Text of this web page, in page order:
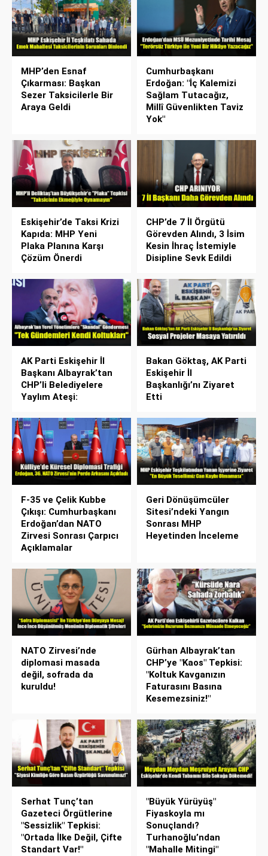
MHP’den Esnaf
Çıkarması: Başkan
Sezer Taksicilerle Bir
Araya Geldi
Cumhurbaşkanı
Erdoğan: "İç Kalemizi
Sağlam Tutacağız,
Millî Güvenlikten Taviz
Yok"
Eskişehir’de Taksi Krizi
Kapıda: MHP Yeni
Plaka Planına Karşı
Çözüm Önerdi
CHP’de 7 İl Örgütü
Görevden Alındı, 3 İsim
Kesin İhraç İstemiyle
Disipline Sevk Edildi
AK Parti Eskişehir İl
Başkanı Albayrak’tan
CHP’li Belediyelere
Yaylım Ateşi:
Bakan Göktaş, AK Parti
Eskişehir İl
Başkanlığı’nı Ziyaret
Etti
F-35 ve Çelik Kubbe
Çıkışı: Cumhurbaşkanı
Erdoğan’dan NATO
Zirvesi Sonrası Çarpıcı
Açıklamalar
Geri Dönüşümcüler
Sitesi’ndeki Yangın
Sonrası MHP
Heyetinden İnceleme
NATO Zirvesi’nde
diplomasi masada
değil, sofrada da
kuruldu!
Gürhan Albayrak’tan
CHP’ye "Kaos" Tepkisi:
"Koltuk Kavganızın
Faturasını Basına
Kesemezsiniz!"
Serhat Tunç’tan
Gazeteci Örgütlerine
"Sessizlik" Tepkisi:
"Ortada İlke Değil, Çifte
Standart Var!"
"Büyük Yürüyüş"
Fiyaskoyla mı
Sonuçlandı?
Turhanoğlu’ndan
"Mahalle Mitingi"